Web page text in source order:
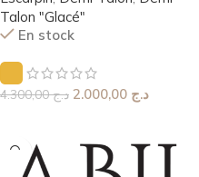
Talon "Glacé"
En stock
د.ج4.300,00 د.ج